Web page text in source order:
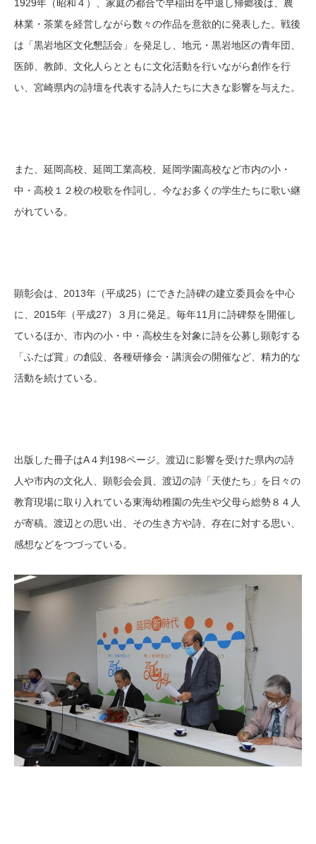
1929年（昭和４）、家庭の都合で早稲田を中退し帰郷後は、農
林業・茶業を経営しながら数々の作品を意欲的に発表した。戦後
は「黒岩地区文化懇話会」を発足し、地元・黒岩地区の青年団、
医師、教師、文化人らとともに文化活動を行いながら創作を行
い、宮崎県内の詩壇を代表する詩人たちに大きな影響を与えた。
また、延岡高校、延岡工業高校、延岡学園高校など市内の小・
中・高校１２校の校歌を作詞し、今なお多くの学生たちに歌い継
がれている。
顕彰会は、2013年（平成25）にできた詩碑の建立委員会を中心
に、2015年（平成27）３月に発足。毎年11月に詩碑祭を開催し
ているほか、市内の小・中・高校生を対象に詩を公募し顕彰する
「ふたば賞」の創設、各種研修会・講演会の開催など、精力的な
活動を続けている。
出版した冊子はA４判198ページ。渡辺に影響を受けた県内の詩
人や市内の文化人、顕彰会会員、渡辺の詩「天使たち」を日々の
教育現場に取り入れている東海幼稚園の先生や父母ら総勢８４人
が寄稿。渡辺との思い出、その生き方や詩、存在に対する思い、
感想などをつづっている。